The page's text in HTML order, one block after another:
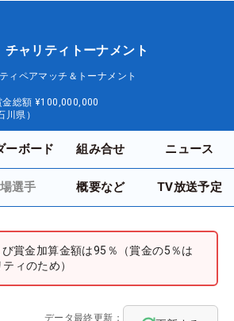
ャリティトーナメント
ィペアマッチ＆トーナメント
金総額 ¥100,000,000
県）
ーボード 組み合せ ニュース
選手 概要など TV放送予定
賞金加算金額は95％（賞金の5％は
ィのため）
データ最終更新：